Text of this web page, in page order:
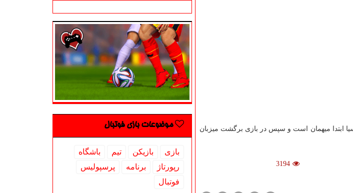
ابتدا میهمان است و سپس در بازی برگشت میزبان
3194
موضوعات بازی فوتبال
بازی بازیكن تیم
باشگاه
رپورتاژ
برنامه
پرسپولیس
فوتبال